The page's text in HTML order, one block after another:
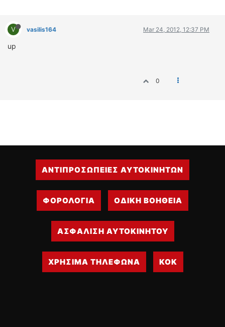
V vasilis164 Mar 24, 2012, 12:37 PM
up
0
ΑΝΤΙΠΡΟΣΩΠΕΙΕΣ ΑΥΤΟΚΙΝΗΤΩΝ
ΦΟΡΟΛΟΓΙΑ ΟΔΙΚΗ ΒΟΗΘΕΙΑ
ΑΣΦΑΛΙΣΗ ΑΥΤΟΚΙΝΗΤΟΥ
ΧΡΗΣΙΜΑ ΤΗΛΕΦΩΝΑ ΚΟΚ